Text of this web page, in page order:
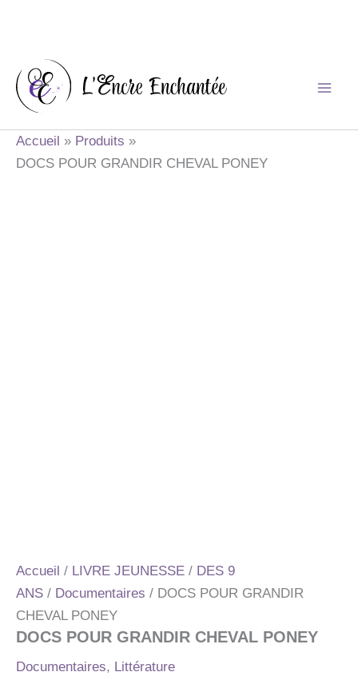
contenu
Accueil
Produits
DOCS POUR GRANDIR CHEVAL PONEY
Accueil / LIVRE JEUNESSE / DES 9
ANS / Documentaires / DOCS POUR GRANDIR
CHEVAL PONEY
DOCS POUR GRANDIR CHEVAL PONEY
Documentaires, Littérature